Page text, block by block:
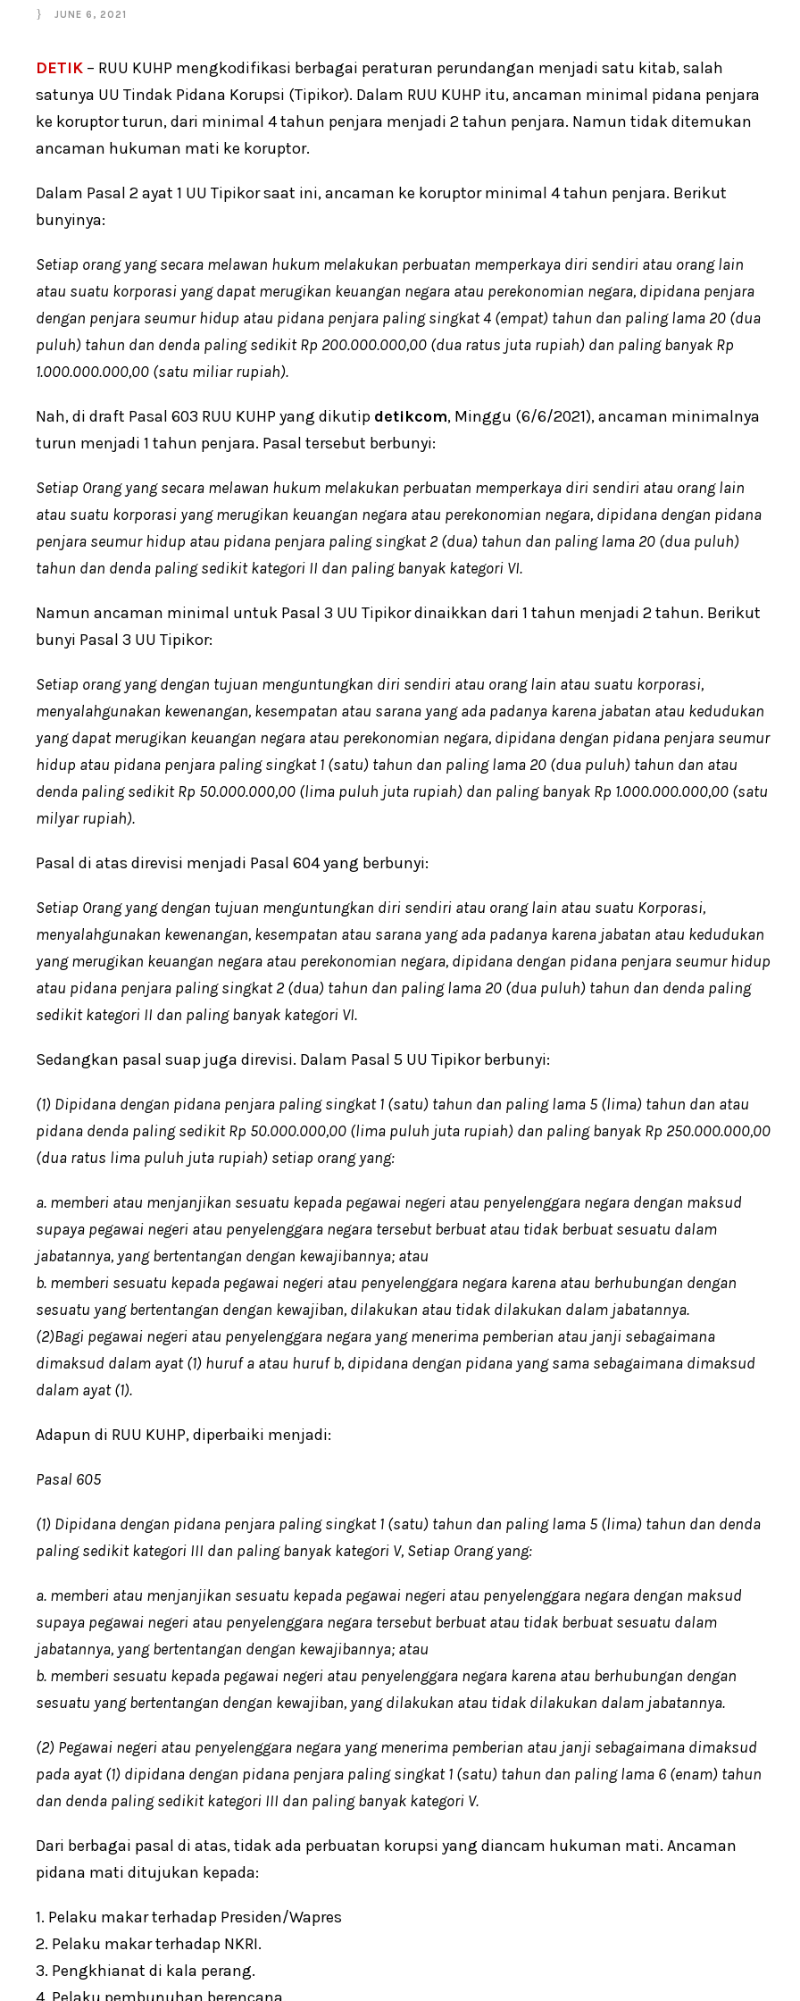
JUNE 6, 2021
DETIK – RUU KUHP mengkodifikasi berbagai peraturan perundangan menjadi satu kitab, salah
satunya UU Tindak Pidana Korupsi (Tipikor). Dalam RUU KUHP itu, ancaman minimal pidana penjara
ke koruptor turun, dari minimal 4 tahun penjara menjadi 2 tahun penjara. Namun tidak ditemukan
ancaman hukuman mati ke koruptor.
Dalam Pasal 2 ayat 1 UU Tipikor saat ini, ancaman ke koruptor minimal 4 tahun penjara. Berikut
bunyinya:
Setiap orang yang secara melawan hukum melakukan perbuatan memperkaya diri sendiri atau orang lain
atau suatu korporasi yang dapat merugikan keuangan negara atau perekonomian negara, dipidana penjara
dengan penjara seumur hidup atau pidana penjara paling singkat 4 (empat) tahun dan paling lama 20 (dua
puluh) tahun dan denda paling sedikit Rp 200.000.000,00 (dua ratus juta rupiah) dan paling banyak Rp
1.000.000.000,00 (satu miliar rupiah).
Nah, di draft Pasal 603 RUU KUHP yang dikutip detikcom, Minggu (6/6/2021), ancaman minimalnya
turun menjadi 1 tahun penjara. Pasal tersebut berbunyi:
Setiap Orang yang secara melawan hukum melakukan perbuatan memperkaya diri sendiri atau orang lain
atau suatu korporasi yang merugikan keuangan negara atau perekonomian negara, dipidana dengan pidana
penjara seumur hidup atau pidana penjara paling singkat 2 (dua) tahun dan paling lama 20 (dua puluh)
tahun dan denda paling sedikit kategori II dan paling banyak kategori VI.
Namun ancaman minimal untuk Pasal 3 UU Tipikor dinaikkan dari 1 tahun menjadi 2 tahun. Berikut
bunyi Pasal 3 UU Tipikor:
Setiap orang yang dengan tujuan menguntungkan diri sendiri atau orang lain atau suatu korporasi,
menyalahgunakan kewenangan, kesempatan atau sarana yang ada padanya karena jabatan atau kedudukan
yang dapat merugikan keuangan negara atau perekonomian negara, dipidana dengan pidana penjara seumur
hidup atau pidana penjara paling singkat 1 (satu) tahun dan paling lama 20 (dua puluh) tahun dan atau
denda paling sedikit Rp 50.000.000,00 (lima puluh juta rupiah) dan paling banyak Rp 1.000.000.000,00 (satu
milyar rupiah).
Pasal di atas direvisi menjadi Pasal 604 yang berbunyi:
Setiap Orang yang dengan tujuan menguntungkan diri sendiri atau orang lain atau suatu Korporasi,
menyalahgunakan kewenangan, kesempatan atau sarana yang ada padanya karena jabatan atau kedudukan
yang merugikan keuangan negara atau perekonomian negara, dipidana dengan pidana penjara seumur hidup
atau pidana penjara paling singkat 2 (dua) tahun dan paling lama 20 (dua puluh) tahun dan denda paling
sedikit kategori II dan paling banyak kategori VI.
Sedangkan pasal suap juga direvisi. Dalam Pasal 5 UU Tipikor berbunyi:
(1) Dipidana dengan pidana penjara paling singkat 1 (satu) tahun dan paling lama 5 (lima) tahun dan atau
pidana denda paling sedikit Rp 50.000.000,00 (lima puluh juta rupiah) dan paling banyak Rp 250.000.000,00
(dua ratus lima puluh juta rupiah) setiap orang yang:
a. memberi atau menjanjikan sesuatu kepada pegawai negeri atau penyelenggara negara dengan maksud
supaya pegawai negeri atau penyelenggara negara tersebut berbuat atau tidak berbuat sesuatu dalam
jabatannya, yang bertentangan dengan kewajibannya; atau
b. memberi sesuatu kepada pegawai negeri atau penyelenggara negara karena atau berhubungan dengan
sesuatu yang bertentangan dengan kewajiban, dilakukan atau tidak dilakukan dalam jabatannya.
(2)Bagi pegawai negeri atau penyelenggara negara yang menerima pemberian atau janji sebagaimana
dimaksud dalam ayat (1) huruf a atau huruf b, dipidana dengan pidana yang sama sebagaimana dimaksud
dalam ayat (1).
Adapun di RUU KUHP, diperbaiki menjadi:
Pasal 605
(1) Dipidana dengan pidana penjara paling singkat 1 (satu) tahun dan paling lama 5 (lima) tahun dan denda
paling sedikit kategori III dan paling banyak kategori V, Setiap Orang yang:
a. memberi atau menjanjikan sesuatu kepada pegawai negeri atau penyelenggara negara dengan maksud
supaya pegawai negeri atau penyelenggara negara tersebut berbuat atau tidak berbuat sesuatu dalam
jabatannya, yang bertentangan dengan kewajibannya; atau
b. memberi sesuatu kepada pegawai negeri atau penyelenggara negara karena atau berhubungan dengan
sesuatu yang bertentangan dengan kewajiban, yang dilakukan atau tidak dilakukan dalam jabatannya.
(2) Pegawai negeri atau penyelenggara negara yang menerima pemberian atau janji sebagaimana dimaksud
pada ayat (1) dipidana dengan pidana penjara paling singkat 1 (satu) tahun dan paling lama 6 (enam) tahun
dan denda paling sedikit kategori III dan paling banyak kategori V.
Dari berbagai pasal di atas, tidak ada perbuatan korupsi yang diancam hukuman mati. Ancaman
pidana mati ditujukan kepada:
1. Pelaku makar terhadap Presiden/Wapres
2. Pelaku makar terhadap NKRI.
3. Pengkhianat di kala perang.